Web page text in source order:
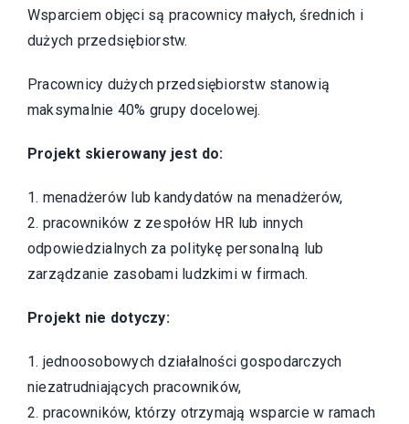
Wsparciem objęci są pracownicy małych, średnich i
dużych przedsiębiorstw.
Pracownicy dużych przedsiębiorstw stanowią
maksymalnie 40% grupy docelowej.
Projekt skierowany jest do:
1. menadżerów lub kandydatów na menadżerów,
2. pracowników z zespołów HR lub innych
odpowiedzialnych za politykę personalną lub
zarządzanie zasobami ludzkimi w firmach.
Projekt nie dotyczy:
1. jednoosobowych działalności gospodarczych
niezatrudniających pracowników,
2. pracowników, którzy otrzymają wsparcie w ramach